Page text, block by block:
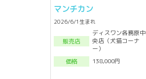
マンチカン
2026/6/1生まれ
販売店
ディスワン各務原中
央店（犬猫コーナ
ー）
価格
138,000円